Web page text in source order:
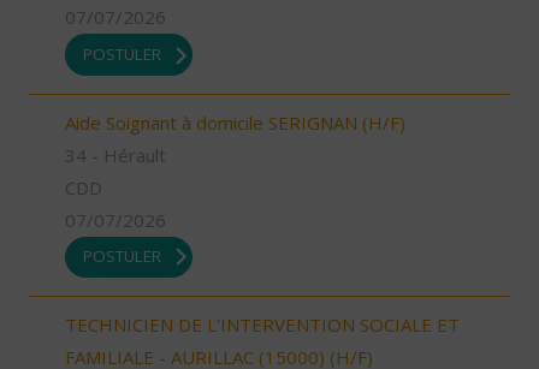
07/07/2026
POSTULER
Aide Soignant à domicile SERIGNAN (H/F)
34 - Hérault
CDD
07/07/2026
POSTULER
TECHNICIEN DE L'INTERVENTION SOCIALE ET
FAMILIALE - AURILLAC (15000) (H/F)